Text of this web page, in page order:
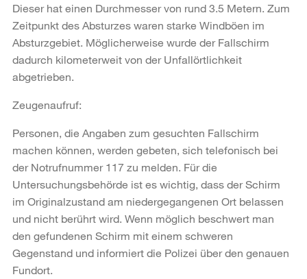
Dieser hat einen Durchmesser von rund 3.5 Metern. Zum
Zeitpunkt des Absturzes waren starke Windböen im
Absturzgebiet. Möglicherweise wurde der Fallschirm
dadurch kilometerweit von der Unfallörtlichkeit
abgetrieben.
Zeugenaufruf:
Personen, die Angaben zum gesuchten Fallschirm
machen können, werden gebeten, sich telefonisch bei
der Notrufnummer 117 zu melden. Für die
Untersuchungsbehörde ist es wichtig, dass der Schirm
im Originalzustand am niedergegangenen Ort belassen
und nicht berührt wird. Wenn möglich beschwert man
den gefundenen Schirm mit einem schweren
Gegenstand und informiert die Polizei über den genauen
Fundort.